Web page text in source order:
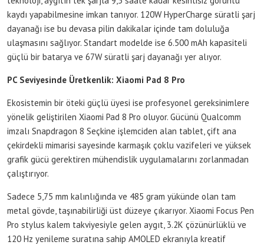
kaydı yapabilmesine imkan tanıyor. 120W HyperCharge süratli şarj
dayanağı ise bu devasa pilin dakikalar içinde tam doluluğa
ulaşmasını sağlıyor. Standart modelde ise 6.500 mAh kapasiteli
güçlü bir batarya ve 67W süratli şarj dayanağı yer alıyor.
PC Seviyesinde Üretkenlik: Xiaomi Pad 8 Pro
Ekosistemin bir öteki güçlü üyesi ise profesyonel gereksinimlere
yönelik geliştirilen Xiaomi Pad 8 Pro oluyor. Gücünü Qualcomm
imzalı Snapdragon 8 Seçkine işlemciden alan tablet, çift ana
çekirdekli mimarisi sayesinde karmaşık çoklu vazifeleri ve yüksek
grafik gücü gerektiren mühendislik uygulamalarını zorlanmadan
çalıştırıyor.
Sadece 5,75 mm kalınlığında ve 485 gram yükünde olan tam
metal gövde, taşınabilirliği üst düzeye çıkarıyor. Xiaomi Focus Pen
Pro stylus kalem takviyesiyle gelen aygıt, 3.2K çözünürlüklü ve
120 Hz yenileme suratına sahip AMOLED ekranıyla kreatif